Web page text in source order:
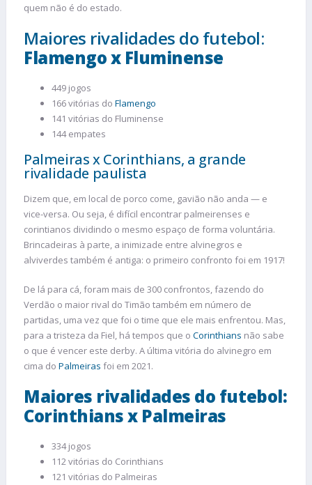
quem não é do estado.
Maiores rivalidades do futebol:
Flamengo x Fluminense
449 jogos
166 vitórias do Flamengo
141 vitórias do Fluminense
144 empates
Palmeiras x Corinthians, a grande
rivalidade paulista
Dizem que, em local de porco come, gavião não anda — e
vice-versa. Ou seja, é difícil encontrar palmeirenses e
corintianos dividindo o mesmo espaço de forma voluntária.
Brincadeiras à parte, a inimizade entre alvinegros e
alviverdes também é antiga: o primeiro confronto foi em 1917!
De lá para cá, foram mais de 300 confrontos, fazendo do
Verdão o maior rival do Timão também em número de
partidas, uma vez que foi o time que ele mais enfrentou. Mas,
para a tristeza da Fiel, há tempos que o Corinthians não sabe
o que é vencer este derby. A última vitória do alvinegro em
cima do Palmeiras foi em 2021.
Maiores rivalidades do futebol:
Corinthians x Palmeiras
334 jogos
112 vitórias do Corinthians
121 vitórias do Palmeiras